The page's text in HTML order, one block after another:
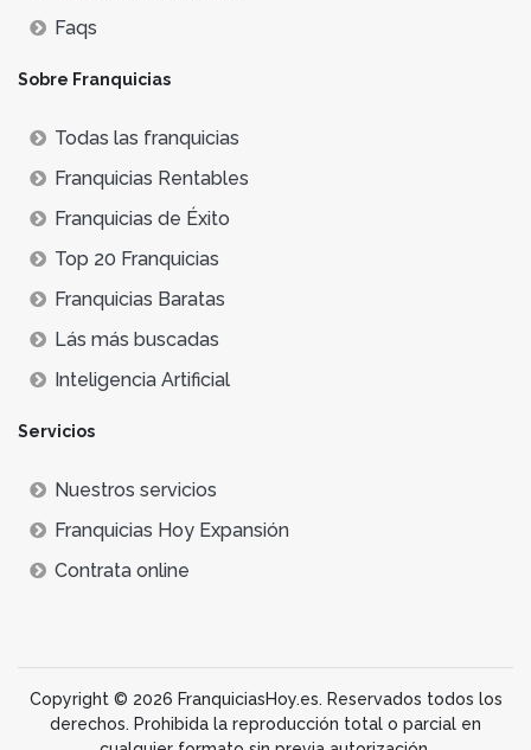
Faqs
Sobre Franquicias
Todas las franquicias
Franquicias Rentables
Franquicias de Éxito
Top 20 Franquicias
Franquicias Baratas
Lás más buscadas
Inteligencia Artificial
Servicios
Nuestros servicios
Franquicias Hoy Expansión
Contrata online
Copyright © 2026 FranquiciasHoy.es. Reservados todos los
derechos. Prohibida la reproducción total o parcial en